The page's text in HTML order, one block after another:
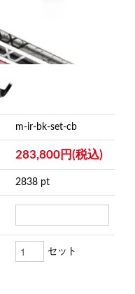
m-ir-bk-set-cb
283,800円(税込)
2838 pt
セット